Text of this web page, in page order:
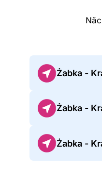
Żabka -
Żabka -
Żabka -